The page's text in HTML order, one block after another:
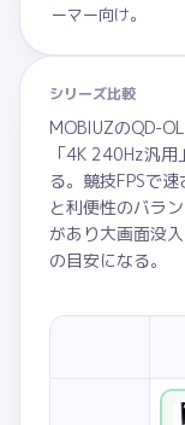
ーマー向け。
シリーズ比較
MOBIUZのQD-
「4K 240Hz汎
る。競技FPSで
と利便性のバラ
があり大画面没
の目安になる。